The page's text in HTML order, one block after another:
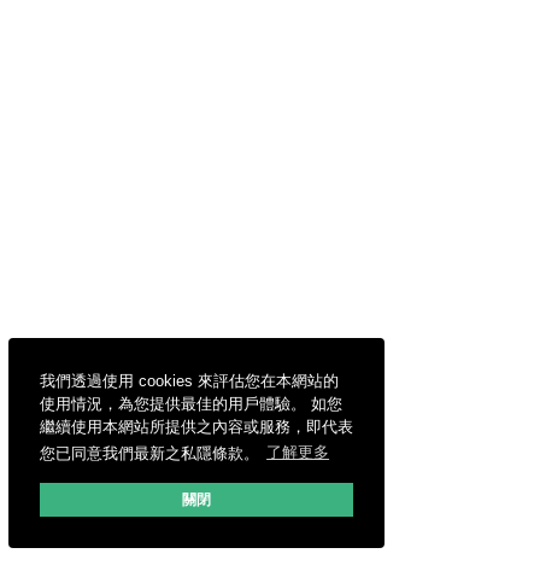
我們透過使用 cookies 來評估您在本網站的
使用情況，為您提供最佳的用戶體驗。 如您
繼續使用本網站所提供之內容或服務，即代表
您已同意我們最新之私隱條款。
了解更多
關閉